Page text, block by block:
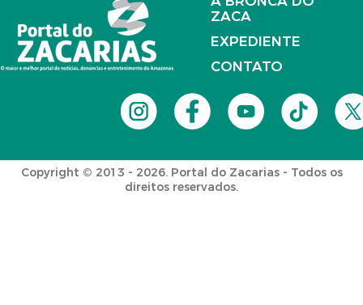
ZACA
EXPEDIENTE
CONTATO
Copyright © 2013 - 2026. Portal do Zacarias - Todos os
direitos reservados.